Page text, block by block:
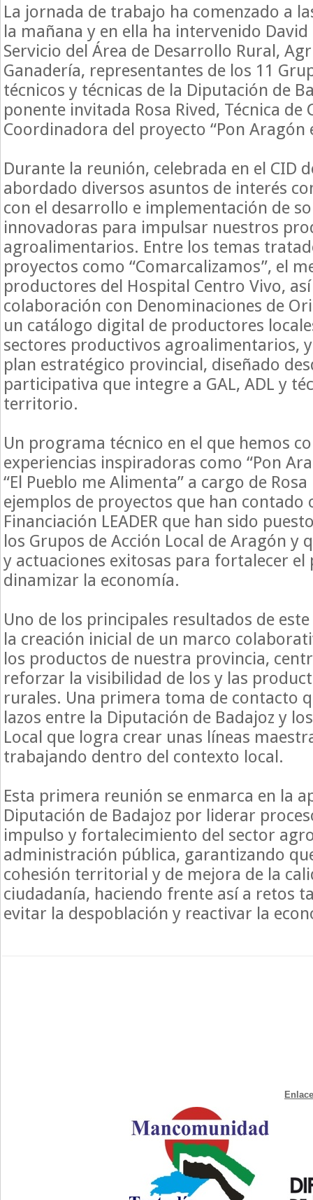
La jornada de trabajo ha comenzado a
la mañana y en ella ha intervenido David
Servicio del Área de Desarrollo Rural,
Ganadería, representantes de los 11
técnicos y técnicas de la Diputación de
ponente invitada Rosa Rived, Técnica de
Coordinadora del proyecto “Pon Aragón
Durante la reunión, celebrada en el CID
abordado diversos asuntos de interés
con el desarrollo e implementación de
innovadoras para impulsar nuestros
agroalimentarios. Entre los temas
proyectos como “Comarcalizamos”, el
productores del Hospital Centro Vivo,
colaboración con Denominaciones de
un catálogo digital de productores
sectores productivos agroalimentarios,
plan estratégico provincial, diseñado
participativa que integre a GAL, ADL y
territorio.
Un programa técnico en el que hemos
experiencias inspiradoras como “Pon
“El Pueblo me Alimenta” a cargo de
ejemplos de proyectos que han contado
Financiación LEADER que han sido
los Grupos de Acción Local de Aragón y
y actuaciones exitosas para fortalecer
dinamizar la economía.
Uno de los principales resultados de
la creación inicial de un marco
los productos de nuestra provincia,
reforzar la visibilidad de los y las
rurales. Una primera toma de contacto
lazos entre la Diputación de Badajoz y
Local que logra crear unas líneas
trabajando dentro del contexto local.
Esta primera reunión se enmarca en la
Diputación de Badajoz por liderar
impulso y fortalecimiento del sector
administración pública, garantizando
cohesión territorial y de mejora de la
ciudadanía, haciendo frente así a retos
evitar la despoblación y reactivar la